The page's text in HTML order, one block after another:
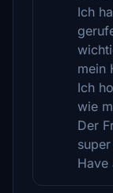
Ich
mein
Ich
wie
Der
Have